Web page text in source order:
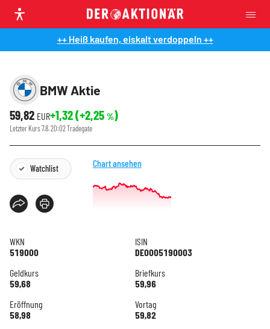
++ Heiß kaufen, eiskalt verdoppeln ++
BMW Aktie
59,82 EUR+1,32(+2,25 %)
Letzter Kurs7.8. 20:02Tradegate
Watchlist Chart ansehen
WKN
519000
ISIN
DE0005190003
Geldkurs
59,68
Briefkurs
59,96
Eröffnung
58,98
Vortag
59,82